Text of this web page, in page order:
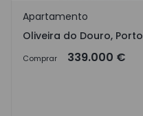
Oliveira do Douro, Porto
Apartamento
Oliveira do Douro, Porto
Comprar 339.000 €